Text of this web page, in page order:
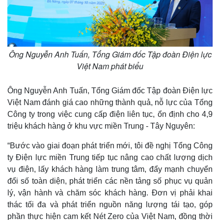
Giá cà phê
Ông Nguyễn Anh Tuấn, Tổng Giám đốc Tập đoàn Điện lực
Việt Nam phát biểu
Ông Nguyễn Anh Tuấn, Tổng Giám đốc Tập đoàn Điện lực
Việt Nam đánh giá cao những thành quả, nỗ lực của Tổng
Công ty trong việc cung cấp điện liên tục, ổn định cho 4,9
triệu khách hàng ở khu vực miền Trung - Tây Nguyên:
“Bước vào giai đoạn phát triển mới, tôi đề nghị Tổng Công
ty Điện lực miền Trung tiếp tục nâng cao chất lượng dịch
vụ điện, lấy khách hàng làm trung tâm, đẩy mạnh chuyển
đổi số toàn diện, phát triển các nền tảng số phục vụ quản
lý, vận hành và chăm sóc khách hàng. Đơn vị phải khai
thác tối đa và phát triển nguồn năng lượng tái tạo, góp
phần thực hiện cam kết Nét Zero của Việt Nam, đồng thời